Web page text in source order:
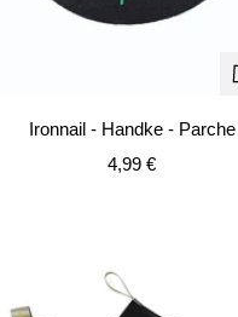
Ironnail - Handke - Parche
Precio
4,99 €